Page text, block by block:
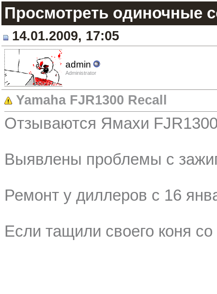
Просмотреть одиночные
14.01.2009, 17:05
admin
Administrator
Yamaha FJR1300 Recall
Отзываются Ямахи
Выявлены проблемы с
Ремонт у диллеров с 16
Если тащили своего коня